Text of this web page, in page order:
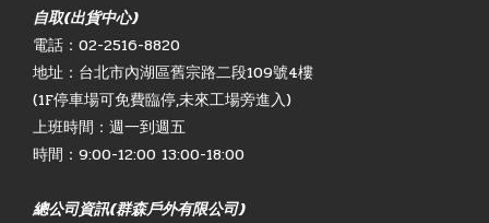
自取(出貨中心)
電話：02-2516-8820
地址：台北市內湖區舊宗路二段109號4樓
(1F停車場可免費臨停,未來工場旁進入)
上班時間：週一到週五
時間：9:00-12:00 13:00-18:00
總公司資訊(群森戶外有限公司)